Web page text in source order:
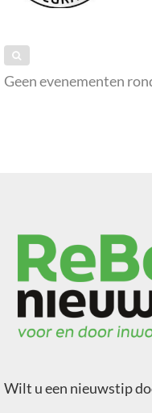
Geen evenementen
Wilt u een nieuwstip